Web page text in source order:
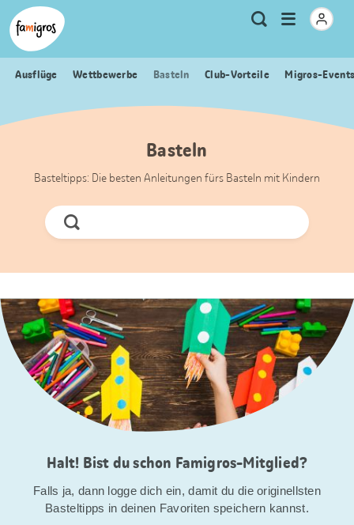
Sprungmarken
Navigation
Header
Logo
Meta
Navigation
Suche
Menu
öffnen
Ausflüge Wettbewerbe Basteln Club-Vorteile Migros-
Basteln
Basteltipps: Die besten Anleitungen fürs Basteln mit Kindern
Jetzt
Suchen
Halt! Bist du schon Famigros-Mitglied?
Falls ja, dann logge dich ein, damit du die originellsten
Basteltipps in deinen Favoriten speichern kannst.